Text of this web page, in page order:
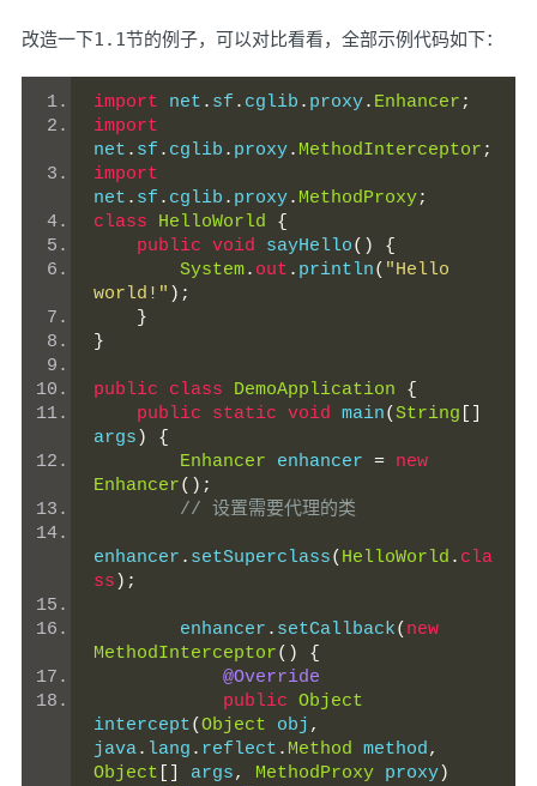
改造一下1.1节的例子，可以对比看看，全部示例代码如下：
import net . sf . cglib . proxy. Enhancer ;
import
net . sf . cglib . proxy. MethodInterceptor ;
import
net . sf . cglib . proxy. MethodProxy;
class
HelloWorld
{
public void sayHello()
{
System. out . println( "Hello
world!" );
}
}
public class DemoApplication
{
public
static void main(String
args )
{
Enhancer enhancer = new
Enhancer();
// 设置需要代理的类
enhancer . setSuperclass( HelloWorld . cla
ss );
        enhancer
. setCallback( new
MethodInterceptor()
{
@Override
public Object
intercept(Object obj ,
java. lang . reflect . Method method,
Object
args, MethodProxy proxy)